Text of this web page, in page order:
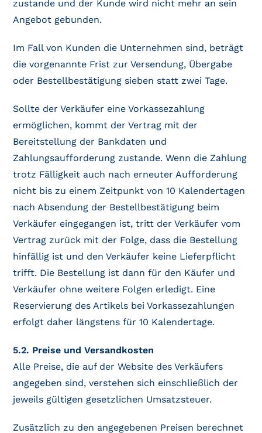
zustande und der Kunde wird nicht mehr an sein
Angebot gebunden.
Im Fall von Kunden die Unternehmen sind, beträgt
die vorgenannte Frist zur Versendung, Übergabe
oder Bestellbestätigung sieben statt zwei Tage.
Sollte der Verkäufer eine Vorkassezahlung
ermöglichen, kommt der Vertrag mit der
Bereitstellung der Bankdaten und
Zahlungsaufforderung zustande. Wenn die Zahlung
trotz Fälligkeit auch nach erneuter Aufforderung
nicht bis zu einem Zeitpunkt von 10 Kalendertagen
nach Absendung der Bestellbestätigung beim
Verkäufer eingegangen ist, tritt der Verkäufer vom
Vertrag zurück mit der Folge, dass die Bestellung
hinfällig ist und den Verkäufer keine Lieferpflicht
trifft. Die Bestellung ist dann für den Käufer und
Verkäufer ohne weitere Folgen erledigt. Eine
Reservierung des Artikels bei Vorkassezahlungen
erfolgt daher längstens für 10 Kalendertage.
5.2. Preise und Versandkosten
Alle Preise, die auf der Website des Verkäufers
angegeben sind, verstehen sich einschließlich der
jeweils gültigen gesetzlichen Umsatzsteuer.
Zusätzlich zu den angegebenen Preisen berechnet